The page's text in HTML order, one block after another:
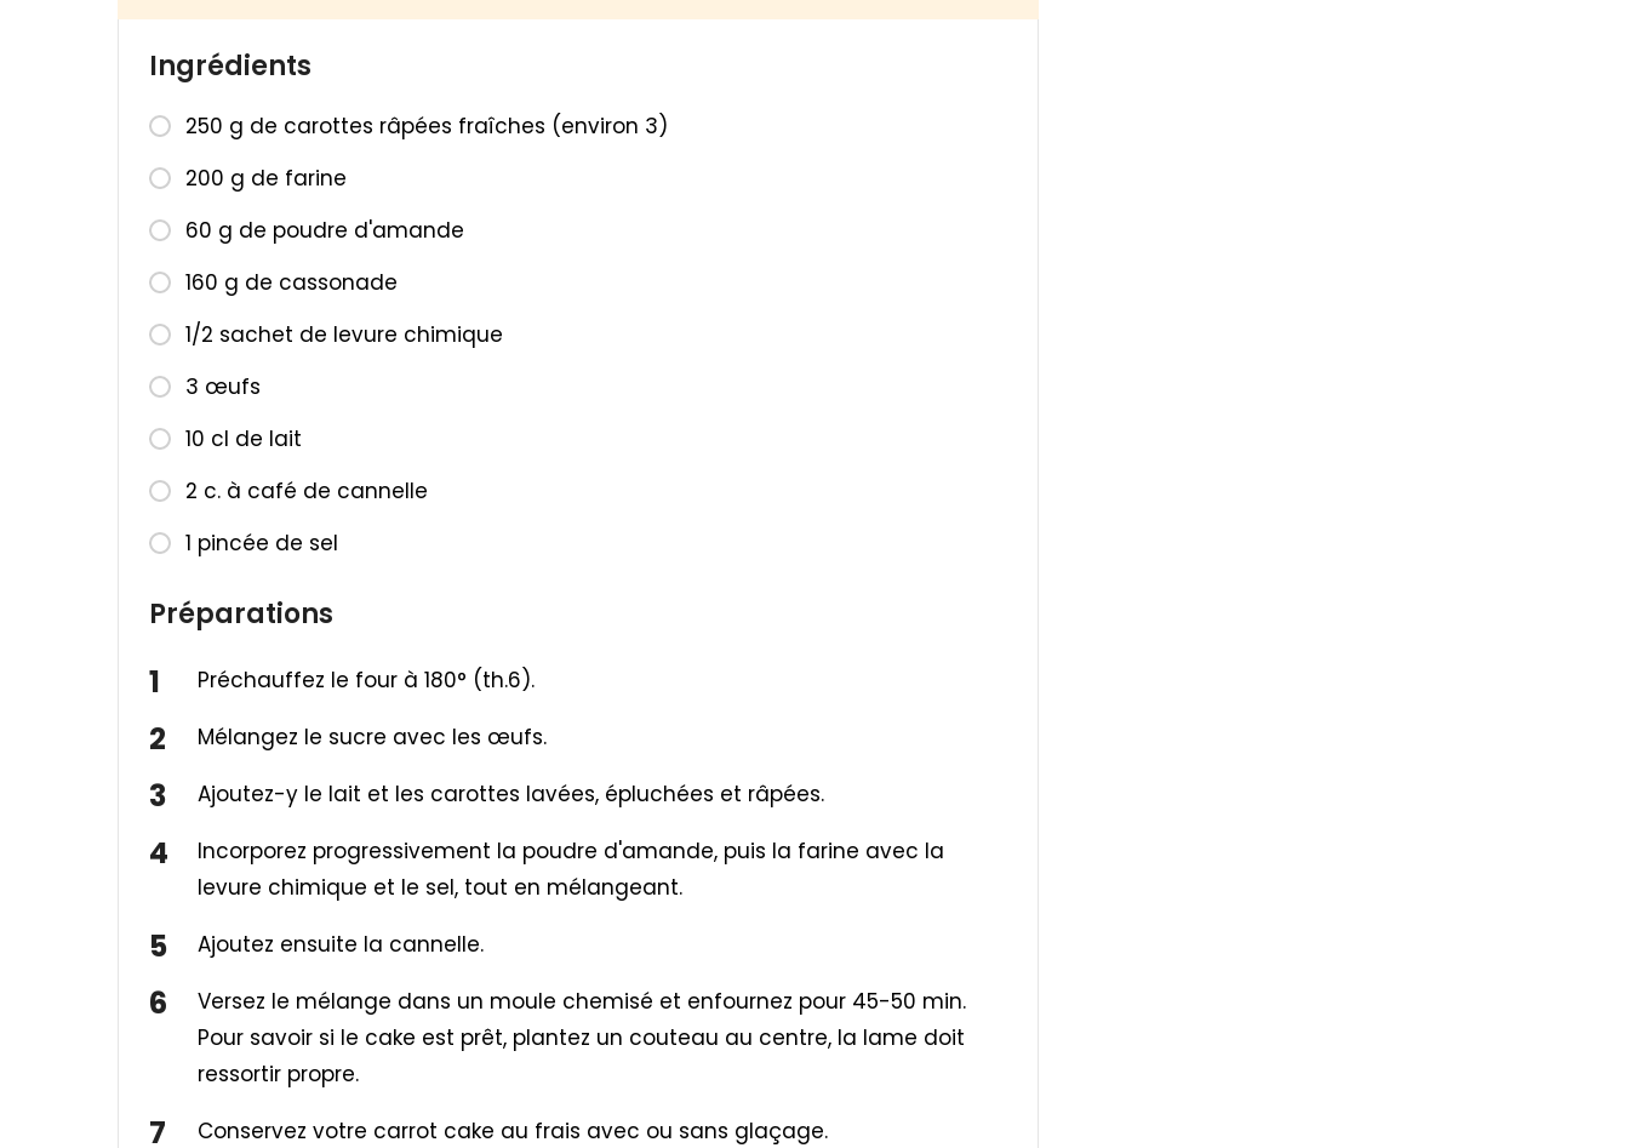
Ingrédients
250 g de carottes râpées fraîches (environ 3)
200 g de farine
60 g de poudre d'amande
160 g de cassonade
1/2 sachet de levure chimique
3 œufs
10 cl de lait
2 c. à café de cannelle
1 pincée de sel
Préparations
Préchauffez le four à 180° (th.6).
Mélangez le sucre avec les œufs.
Ajoutez-y le lait et les carottes lavées, épluchées et râpées.
Incorporez progressivement la poudre d'amande, puis la farine avec la
levure chimique et le sel, tout en mélangeant.
Ajoutez ensuite la cannelle.
Versez le mélange dans un moule chemisé et enfournez pour 45-50 min.
Pour savoir si le cake est prêt, plantez un couteau au centre, la lame doit
ressortir propre.
Conservez votre carrot cake au frais avec ou sans glaçage.